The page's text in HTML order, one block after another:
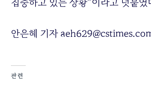
안은혜 기자
관련